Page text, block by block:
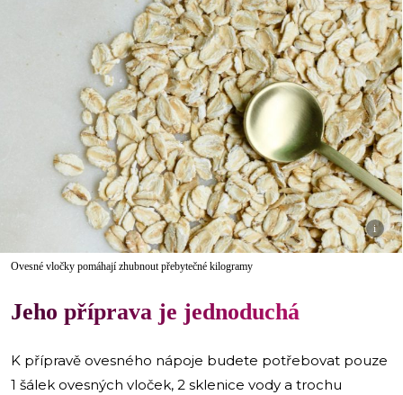
i
Ovesné vločky pomáhají zhubnout přebytečné kilogramy
Jeho příprava je jednoduchá
K přípravě ovesného nápoje budete potřebovat pouze
1 šálek ovesných vloček, 2 sklenice vody a trochu